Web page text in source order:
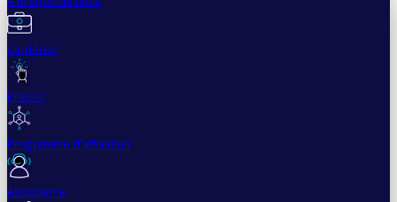
Carrières
Presse
Programme d'affiliation
Assistance